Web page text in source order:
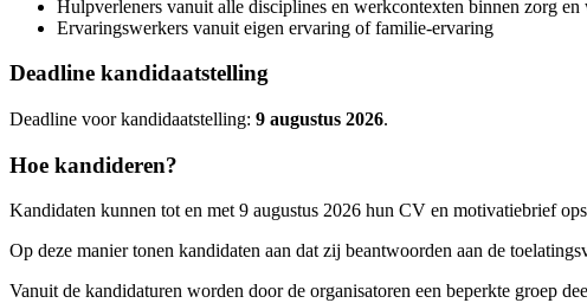
Hulpverleners vanuit alle disciplines en werkcontexten binnen zorg en
Ervaringswerkers vanuit eigen ervaring of familie-ervaring
Deadline kandidaatstelling
Deadline voor kandidaatstelling: 9 augustus 2026.
Hoe kandideren?
Kandidaten kunnen tot en met 9 augustus 2026 hun CV en motivatiebrief
Op deze manier tonen kandidaten aan dat zij beantwoorden aan de
Vanuit de kandidaturen worden door de organisatoren een beperkte groep